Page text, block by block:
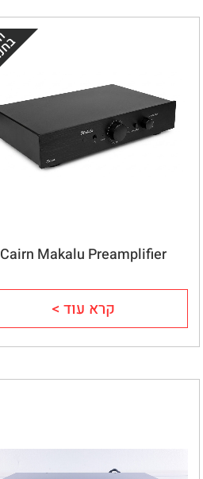
Cairn Makalu Preamplifier
קרא עוד >